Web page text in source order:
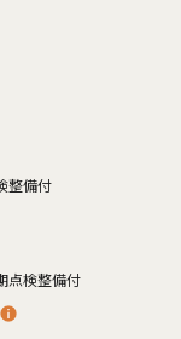
整備付
点検整備付